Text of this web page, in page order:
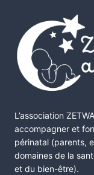
L’association
accompagner et
périnatal (parents,
domaines de la
et du bien-être).